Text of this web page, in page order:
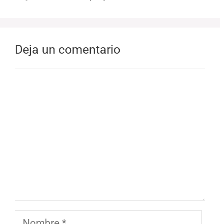
Deja un comentario
Nombre